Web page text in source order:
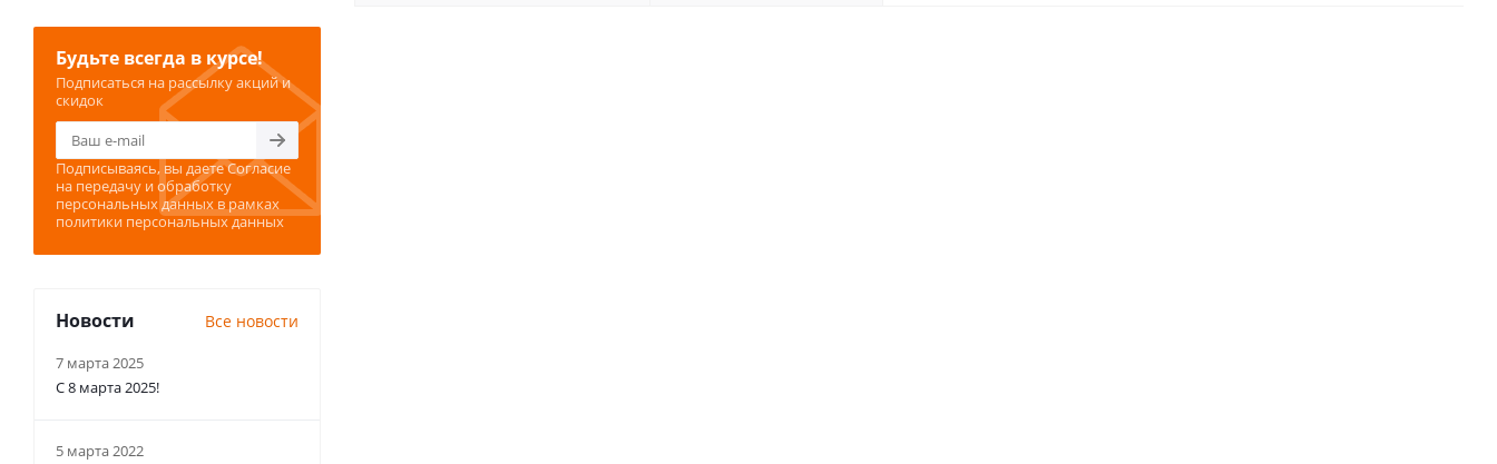
Будьте всегда в курсе!
Подписаться на рассылку акций и
скидок
Подписываясь, вы даетеСогласие
на передачу и обработку
персональных данных в рамках
политики персональных данных
Новости Все новости
7 марта 2025
С 8 марта 2025!
5 марта 2022